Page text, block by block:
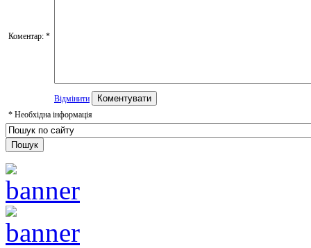
Коментар: *
Відмінити
* Необхідна інформація